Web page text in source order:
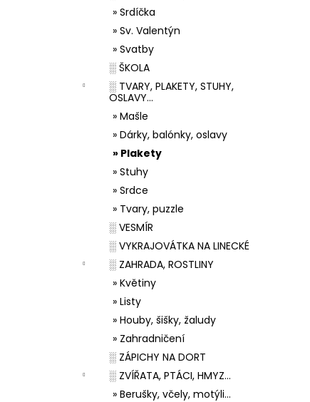
» Srdíčka
» Sv. Valentýn
» Svatby
░ ŠKOLA
░ TVARY, PLAKETY, STUHY,
OSLAVY...
» Mašle
» Dárky, balónky, oslavy
» Plakety
» Stuhy
» Srdce
» Tvary, puzzle
░ VESMÍR
░ VYKRAJOVÁTKA NA LINECKÉ
░ ZAHRADA, ROSTLINY
» Květiny
» Listy
» Houby, šišky, žaludy
» Zahradničení
░ ZÁPICHY NA DORT
░ ZVÍŘATA, PTÁCI, HMYZ...
» Berušky, včely, motýli...